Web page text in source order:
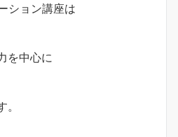
ション講座は
を中心に